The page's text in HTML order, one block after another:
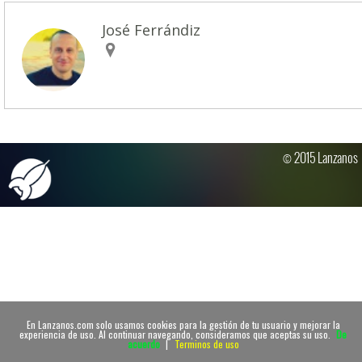
En Lanzanos.com solo usamos cookies para la gestión de tu usuario y mejorar la
experiencia de uso. Al continuar navegando, consideramos que aceptas su uso. De
acuerdo | Terminos de uso
José Ferrándiz
© 2015 Lanzanos